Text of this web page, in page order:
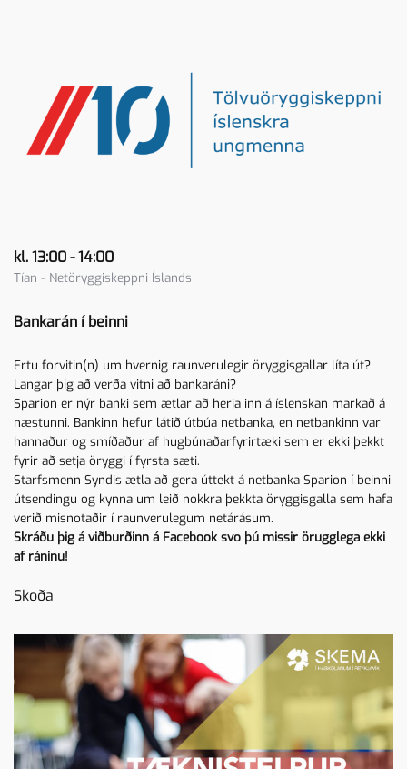
kl. 13:00 - 14:00
Tían - Netöryggiskeppni Íslands
Bankarán í beinni
Ertu forvitin(n) um hvernig raunverulegir öryggisgallar líta út?
Langar þig að verða vitni að bankaráni?
Sparion er nýr banki sem ætlar að herja inn á íslenskan markað á
næstunni. Bankinn hefur látið útbúa netbanka, en netbankinn var
hannaður og smíðaður af hugbúnaðarfyrirtæki sem er ekki þekkt
fyrir að setja öryggi í fyrsta sæti.
Starfsmenn Syndis ætla að gera úttekt á netbanka Sparion í beinni
útsendingu og kynna um leið nokkra þekkta öryggisgalla sem hafa
verið misnotaðir í raunverulegum netárásum.
Skráðu þig á viðburðinn á Facebooksvo þú missir örugglega ekki
af ráninu!
Skoða